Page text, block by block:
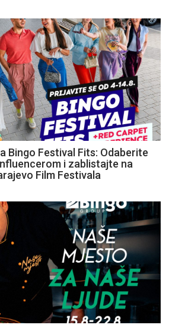
Bingo Festival Fits: Odaberite
i zablistajte na
Film Festivala